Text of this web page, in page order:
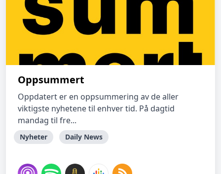
Oppsummert
Oppdatert er en oppsummering av de aller
viktigste nyhetene til enhver tid. På dagtid
mandag til fre...
Nyheter Daily News